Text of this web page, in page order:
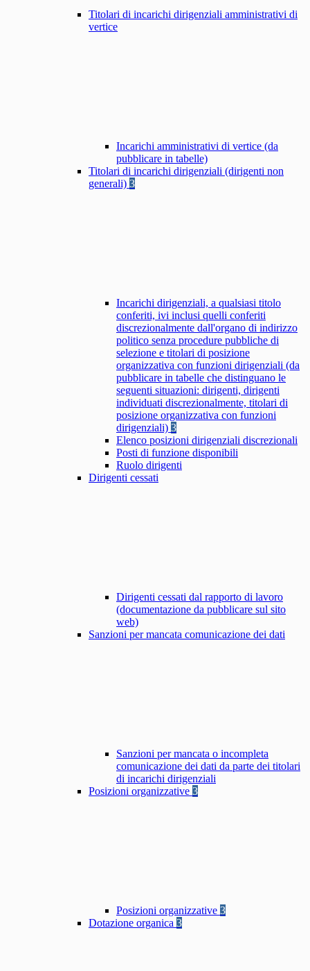
Titolari di incarichi dirigenziali amministrativi di
vertice
Incarichi amministrativi di vertice (da
pubblicare in tabelle)
Titolari di incarichi dirigenziali (dirigenti non
generali) 3
Incarichi dirigenziali, a qualsiasi titolo
conferiti, ivi inclusi quelli conferiti
discrezionalmente dall'organo di indirizzo
politico senza procedure pubbliche di
selezione e titolari di posizione
organizzativa con funzioni dirigenziali (da
pubblicare in tabelle che distinguano le
seguenti situazioni: dirigenti, dirigenti
individuati discrezionalmente, titolari di
posizione organizzativa con funzioni
dirigenziali) 3
Elenco posizioni dirigenziali discrezionali
Posti di funzione disponibili
Ruolo dirigenti
Dirigenti cessati
Dirigenti cessati dal rapporto di lavoro
(documentazione da pubblicare sul sito
web)
Sanzioni per mancata comunicazione dei dati
Sanzioni per mancata o incompleta
comunicazione dei dati da parte dei titolari
di incarichi dirigenziali
Posizioni organizzative 3
Posizioni organizzative 3
Dotazione organica 3